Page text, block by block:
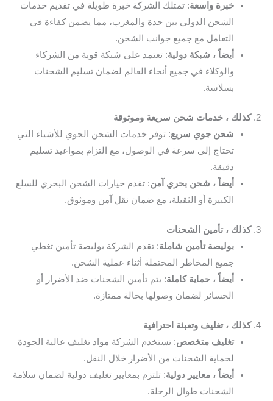
خبرة واسعة: تمتلك الشركة خبرة طويلة في تقديم خدمات
الشحن الدولي بين جدة والمغرب، مما يضمن كفاءة في
التعامل مع جميع جوانب الشحن.
أيضاً ، شبكة دولية: تعتمد على شبكة قوية من الشركاء
والوكلاء في جميع أنحاء العالم لضمان تسليم الشحنات
بسلاسة.
2. كذلك ، خدمات شحن سريعة وموثوقة
شحن جوي سريع: توفر خدمات الشحن الجوي للأشياء التي
تحتاج إلى سرعة في الوصول، مع التزام بمواعيد تسليم
دقيقة.
أيضاً ، شحن بحري آمن: تقدم خيارات الشحن البحري للسلع
الكبيرة أو الثقيلة، مع ضمان نقل آمن وموثوق.
3. كذلك ، تأمين الشحنات
بوليصة تأمين شاملة: تقدم الشركة بوليصة تأمين تغطي
جميع المخاطر المحتملة أثناء عملية الشحن.
أيضاً ، حماية كاملة: يتم تأمين الشحنات ضد الأضرار أو
الخسائر لضمان وصولها بحالة ممتازة.
4. كذلك ، تغليف وتعبئة احترافية
تغليف متخصص: تستخدم الشركة مواد تغليف عالية الجودة
لحماية الشحنات من الأضرار خلال النقل.
أيضاً ، معايير دولية: تلتزم بمعايير تغليف دولية لضمان سلامة
الشحنات طوال الرحلة.